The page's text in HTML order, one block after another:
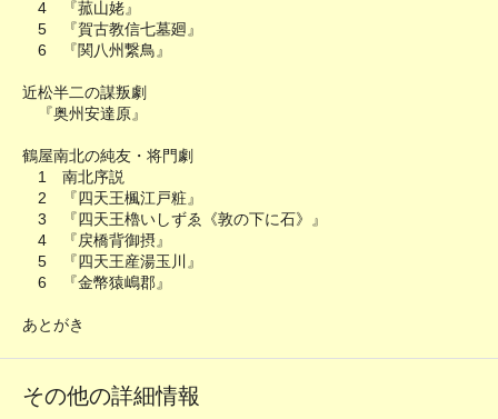
4 『菰山姥』
5 『賀古教信七墓廻』
6 『関八州繋鳥』
近松半二の謀叛劇
『奥州安達原』
鶴屋南北の純友・将門劇
1 南北序説
2 『四天王楓江戸粧』
3 『四天王櫓いしずゑ《敦の下に石》』
4 『戻橋背御摂』
5 『四天王産湯玉川』
6 『金幣猿嶋郡』
あとがき
その他の詳細情報